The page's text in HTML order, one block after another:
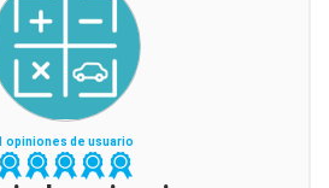
opiniones de usuario